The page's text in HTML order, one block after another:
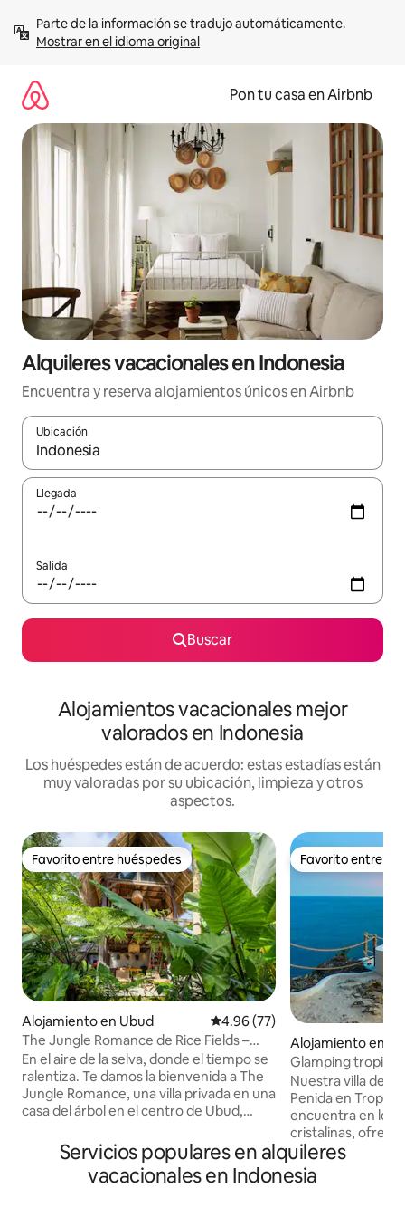
contenidoMostrar en el idioma original
Pon tu casa en Airbnb
Alquileres vacacionales en Indonesia
Encuentra y reserva alojamientos únicos en Airbnb
Ubicación
Cuando los resultados estén disponibles, navega con las
Llegada
Salida
Buscar
Alojamientos vacacionales mejor
valorados en Indonesia
Los huéspedes están de acuerdo: estas estadías están
muy valoradas por su ubicación, limpieza y otros
aspectos.
Favorito entre huéspedes
Favorito entre huéspedes
Alojamiento en Ubud Calificación promedio: 4.96 de
4.96 (77)
The Jungle Romance de Rice Fields –
Ubud Villa
En el aire de la selva, donde el tiempo se
ralentiza. Te damos la bienvenida a The
Jungle Romance, una villa privada en una
casa del árbol en el centro de Ubud,
arroz a un lado y la selva a su alrededor.
Despiértate con una luz suave a través
del vidrio que va del piso al techo. Déjate
Favorito entre
Favorito entre
Alojamiento en
Glamping tropical
con vistas al mar
Nuestra villa de
Penida en
encuentra en lo
cristalinas,
de lujo serena
uno de los
de contenido y
Servicios populares en alquileres
vacacionales en Indonesia